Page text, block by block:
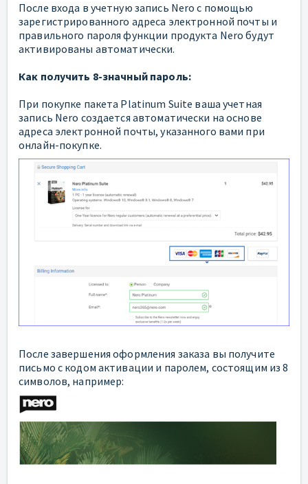
После входа в учетную запись Nero с помощью
зарегистрированного адреса электронной почты и
правильного пароля функции продукта Nero будут
активированы автоматически.
Как получить 8-значный пароль:
При покупке пакета Platinum Suite ваша учетная
запись Nero создается автоматически на основе
адреса электронной почты, указанного вами при
онлайн-покупке.
После завершения оформления заказа вы получите
письмо с кодом активации и паролем, состоящим из 8
символов, например: